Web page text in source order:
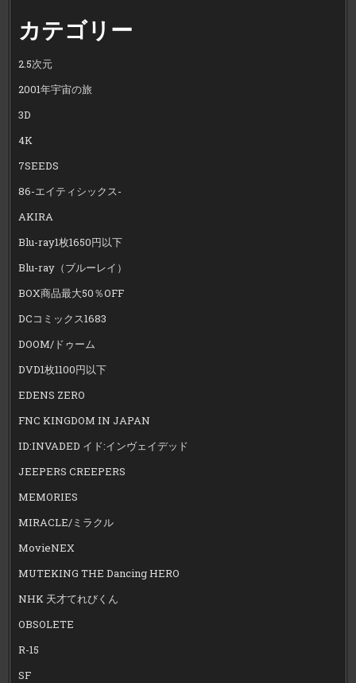
カテゴリー
2.5次元
2001年宇宙の旅
3D
4K
7SEEDS
86-エイティシックス-
AKIRA
Blu-ray1枚1650円以下
Blu-ray（ブルーレイ）
BOX商品最大50％OFF
DCコミックス1683
DOOM/ドゥーム
DVD1枚1100円以下
EDENS ZERO
FNC KINGDOM IN JAPAN
ID:INVADED イド:インヴェイデッド
JEEPERS CREEPERS
MEMORIES
MIRACLE/ミラクル
MovieNEX
MUTEKING THE Dancing HERO
NHK 天才てれびくん
OBSOLETE
R-15
SF